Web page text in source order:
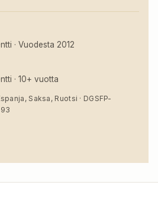
· Vuodesta 2012
· 10+ vuotta
Saksa, Ruotsi · DGSFP-